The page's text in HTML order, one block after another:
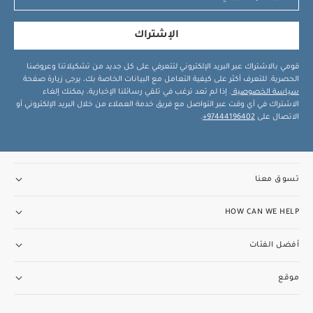
الإشتراك
قومي بالاشتراك عبر البريد الإلكتروني لتتعرفي على كل جديد من تشكيلاتنا وعروضنا
الحصرية. للتعرف أكثر على كيفية التعامل مع البيانات الخاصة بك، يرجى زيارة صفحة
سياسة الخصوصية. إذا لم تعد ترغب في تلقي رسائلنا الإخبارية، يمكنك إلغاء
الاشتراك في أي وقت عبر التواصل مع فريق خدمة العملاء من خلال البريد الإلكتروني أو
الاتصال على 97444196402+
.
تسوق معنا
HOW CAN WE HELP
أفضل الفئات
موقع